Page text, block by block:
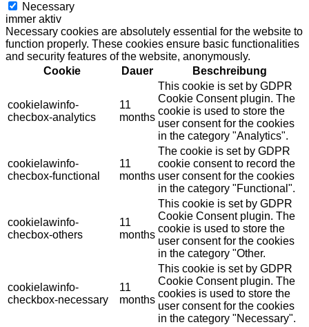
Necessary
immer aktiv
Necessary cookies are absolutely essential for the website to
function properly. These cookies ensure basic functionalities
and security features of the website, anonymously.
Cookie
Dauer Beschreibung
cookielawinfo-
checbox-analytics
11
months
This cookie is set by GDPR
Cookie Consent plugin. The
cookie is used to store the
user consent for the cookies
in the category "Analytics".
cookielawinfo-
checbox-functional
11
months
The cookie is set by GDPR
cookie consent to record the
user consent for the cookies
in the category "Functional".
cookielawinfo-
checbox-others
11
months
This cookie is set by GDPR
Cookie Consent plugin. The
cookie is used to store the
user consent for the cookies
in the category "Other.
cookielawinfo-
checkbox-necessary
11
months
This cookie is set by GDPR
Cookie Consent plugin. The
cookies is used to store the
user consent for the cookies
in the category "Necessary".